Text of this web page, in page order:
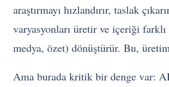
araştırmayı hızlandırır, taslak
varyasyonları üretir ve içeriği
medya, özet) dönüştürür. Bu, üretim
Ama burada kritik bir denge var: